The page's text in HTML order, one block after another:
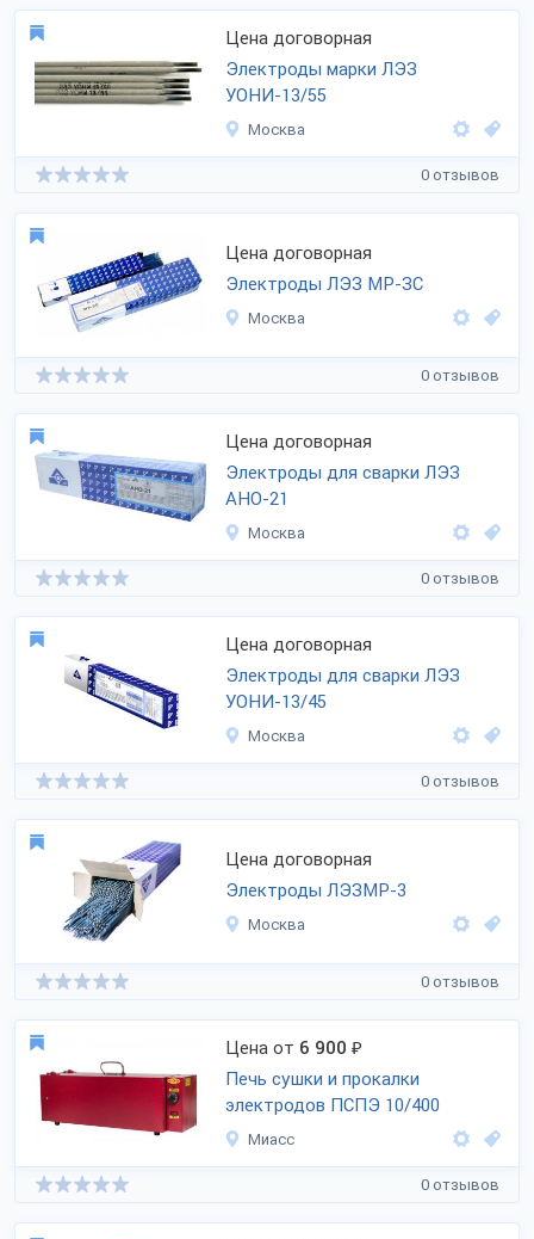
Цена договорная
Электроды марки ЛЭЗ
УОНИ-13/55
Москва
0 отзывов
Цена договорная
Электроды ЛЭЗ МР-ЗC
Москва
0 отзывов
Цена договорная
Электроды для сварки ЛЭЗ
АНО-21
Москва
0 отзывов
Цена договорная
Электроды для сварки ЛЭЗ
УОНИ-13/45
Москва
0 отзывов
Цена договорная
Электроды ЛЭЗМР-3
Москва
0 отзывов
Цена от 6 900 ₽
Печь сушки и прокалки
электродов ПСПЭ 10/400
Миасс
0 отзывов